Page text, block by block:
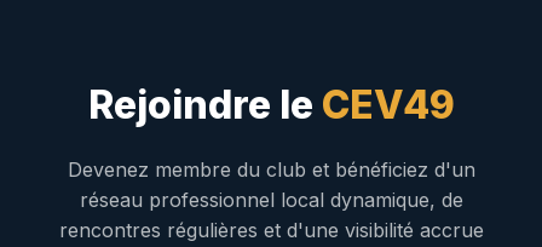
Rejoindre le CEV49
Devenez membre du club et bénéficiez d'un
réseau professionnel local dynamique, de
rencontres régulières et d'une visibilité accrue